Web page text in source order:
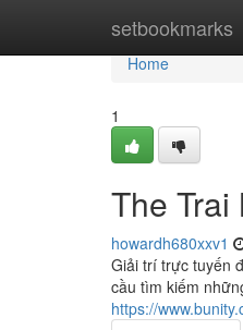
setbookmarks
Home
Home
1
The
howardh680xxv1
Giải trí trực tuyến
cầu tìm kiếm
https://